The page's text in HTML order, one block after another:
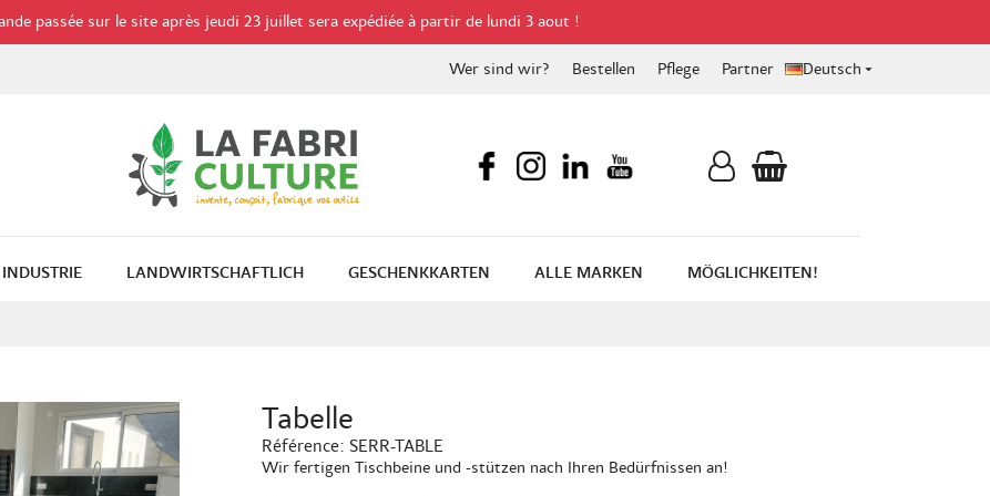
passée sur le site après jeudi 23 juillet sera expédiée à partir de lundi 3 aout !
Wer sind wir? Bestellen Pflege Partner Deutsch
INDUSTRIE LANDWIRTSCHAFTLICH GESCHENKKARTEN ALLE MARKEN MÖGLICHKEITEN!
Tabelle
Référence: SERR-TABLE
Wir fertigen Tischbeine und -stützen nach Ihren Bedürfnissen an!